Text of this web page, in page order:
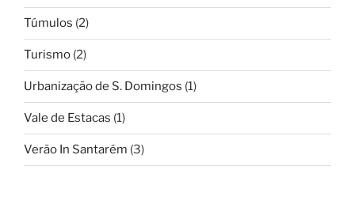
Túmulos (2)
Turismo (2)
Urbanização de S. Domingos (1)
Vale de Estacas (1)
Verão In Santarém (3)